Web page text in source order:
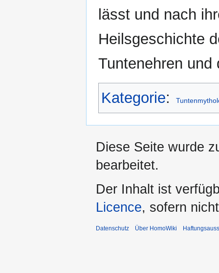
lässt und nach
Heilsgeschichte
Tuntenehren
Kategorie:
Diese Seite wurde
bearbeitet.
Der Inhalt ist
Licence, sofern
Datenschutz Über HomoWiki